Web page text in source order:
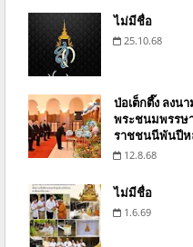
ไม่มีชื่อ
25.10.68
ป่อเต็กตึ๊ง ลงน
พระชนมพรรษ
ราชชนนีพันปีห
12.8.68
ไม่มีชื่อ
1.6.69